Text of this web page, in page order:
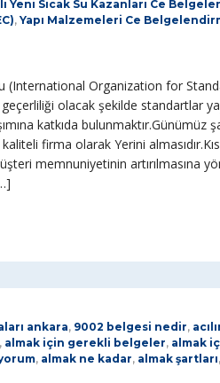
Yeni Sıcak Su Kazanları Ce
, Yapı Malzemeleri Ce
Organization for
olacak şekilde standartlar
katkıda bulunmaktır.Günümüz
firma olarak Yerini
memnuniyetinin artırılmasına
ankara, 9002 belgesi nedir,
, almak için gerekli belgeler, almak
, almak ne kadar, almak şartları,